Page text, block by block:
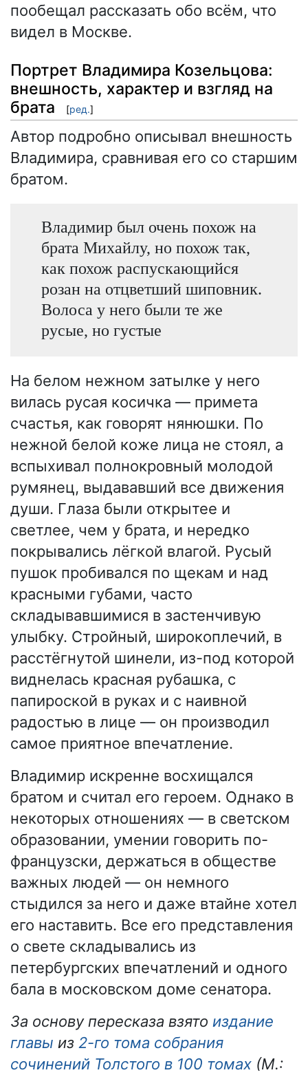
пообещал рассказать обо всём, что
видел в Москве.
Портрет Владимира Козельцова:
внешность, характер и взгляд на
брата
[ред.]
Автор подробно описывал внешность
Владимира, сравнивая его со старшим
братом.
Владимир был очень похож на
брата Михайлу, но похож так,
как похож распускающийся
розан на отцветший шиповник.
Волоса у него были те же
русые, но густые
На белом нежном затылке у него
вилась русая косичка — примета
счастья, как говорят нянюшки. По
нежной белой коже лица не стоял, а
вспыхивал полнокровный молодой
румянец, выдававший все движения
души. Глаза были открытее и
светлее, чем у брата, и нередко
покрывались лёгкой влагой. Русый
пушок пробивался по щекам и над
красными губами, часто
складывавшимися в застенчивую
улыбку. Стройный, широкоплечий, в
расстёгнутой шинели, из-под которой
виднелась красная рубашка, с
папироской в руках и с наивной
радостью в лице — он производил
самое приятное впечатление.
Владимир искренне восхищался
братом и считал его героем. Однако в
некоторых отношениях — в светском
образовании, умении говорить по-
французски, держаться в обществе
важных людей — он немного
стыдился за него и даже втайне хотел
его наставить. Все его представления
о свете складывались из
петербургских впечатлений и одного
бала в московском доме сенатора.
За основу пересказа взято издание
главы из 2-го тома собрания
сочинений Толстого в 100 томах (М.: